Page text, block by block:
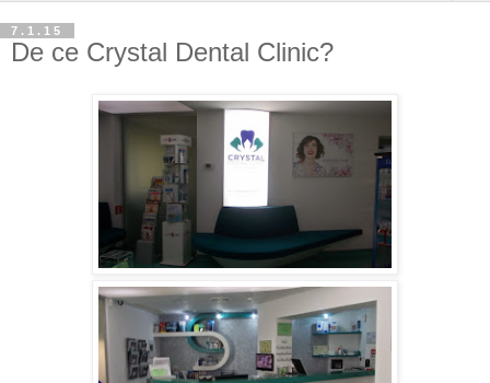
7.1.15
De ce Crystal Dental Clinic?